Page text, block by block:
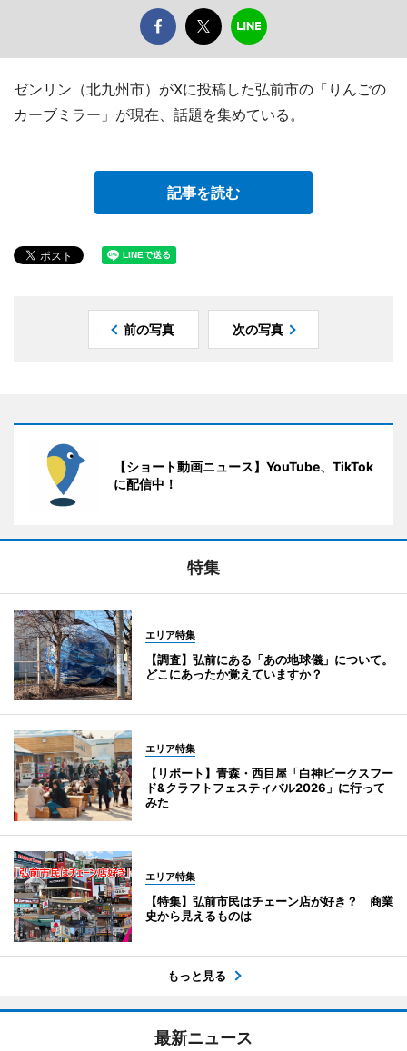
ゼンリン（北九州市）がXに投稿した弘前市の「りんごの
カーブミラー」が現在、話題を集めている。
記事を読む
前の写真 次の写真
【ショート動画ニュース】YouTube、TikTok
に配信中！
特集
エリア特集
【調査】弘前にある「あの地球儀」について。
どこにあったか覚えていますか？
エリア特集
【リポート】青森・西目屋「白神ピークスフー
ド&クラフトフェスティバル2026」に行って
みた
エリア特集
【特集】弘前市民はチェーン店が好き？ 商業
史から見えるものは
もっと見る
最新ニュース